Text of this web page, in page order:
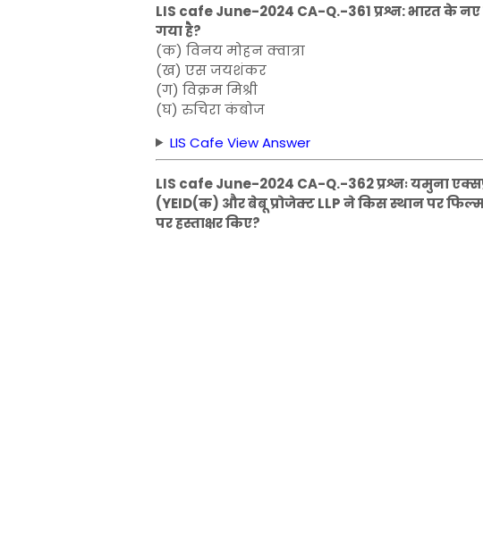
LIS cafe June-2024 CA-Q.-361 प्रश्न: भारत के
गया है?
(क) विनय मोहन क्वात्रा
(ख) एस जयशंकर
(ग) विक्रम मिश्री
(घ) रुचिरा कंबोज
LIS Cafe View Answer
LIS cafe June-2024 CA-Q.-362 प्रश्नः यमुना
(YEID(क) और बेबू प्रोजेक्ट LLP ने किस स्थान पर
पर हस्ताक्षर किए?